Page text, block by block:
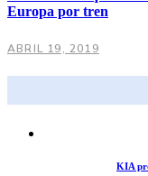
Europa por tren
ABRIL 19, 2019
KIA